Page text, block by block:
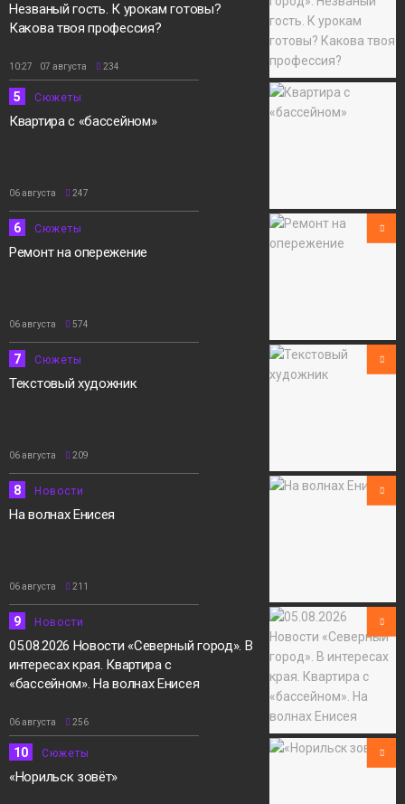
Незваный гость. К урокам готовы?
Какова твоя профессия?
10:27 07 августа 234
5 Сюжеты
Квартира с «бассейном»
06 августа 247
6 Сюжеты
Ремонт на опережение
06 августа 574
7 Сюжеты
Текстовый художник
06 августа 209
8 Новости
На волнах Енисея
06 августа 211
9 Новости
05.08.2026 Новости «Северный город». В
интересах края. Квартира с
«бассейном». На волнах Енисея
06 августа 256
10 Сюжеты
«Норильск зовёт»